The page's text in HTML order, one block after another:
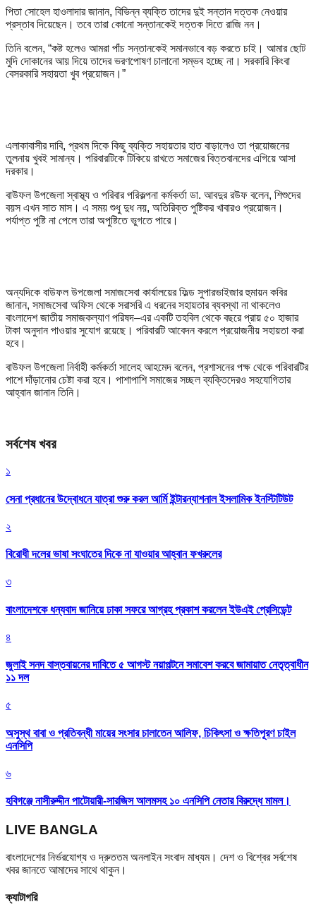
পিতা সোহেল হাওলাদার জানান, বিভিন্ন ব্যক্তি তাদের দুই সন্তান দত্তক নেওয়ার
প্রস্তাব দিয়েছেন। তবে তারা কোনো সন্তানকেই দত্তক দিতে রাজি নন।
তিনি বলেন, “কষ্ট হলেও আমরা পাঁচ সন্তানকেই সমানভাবে বড় করতে চাই। আমার ছোট
মুদি দোকানের আয় দিয়ে তাদের ভরণপোষণ চালানো সম্ভব হচ্ছে না। সরকারি কিংবা
বেসরকারি সহায়তা খুব প্রয়োজন।”
এলাকাবাসীর দাবি, প্রথম দিকে কিছু ব্যক্তি সহায়তার হাত বাড়ালেও তা প্রয়োজনের
তুলনায় খুবই সামান্য। পরিবারটিকে টিকিয়ে রাখতে সমাজের বিত্তবানদের এগিয়ে আসা
দরকার।
বাউফল উপজেলা স্বাস্থ্য ও পরিবার পরিকল্পনা কর্মকর্তা ডা. আবদুর রউফ বলেন, শিশুদের
বয়স এখন সাত মাস। এ সময় শুধু দুধ নয়, অতিরিক্ত পুষ্টিকর খাবারও প্রয়োজন।
পর্যাপ্ত পুষ্টি না পেলে তারা অপুষ্টিতে ভুগতে পারে।
অন্যদিকে বাউফল উপজেলা সমাজসেবা কার্যালয়ের ফিল্ড সুপারভাইজার হুমায়ন কবির
জানান, সমাজসেবা অফিস থেকে সরাসরি এ ধরনের সহায়তার ব্যবস্থা না থাকলেও
বাংলাদেশ জাতীয় সমাজকল্যাণ পরিষদ–এর একটি তহবিল থেকে বছরে প্রায় ৫০ হাজার
টাকা অনুদান পাওয়ার সুযোগ রয়েছে। পরিবারটি আবেদন করলে প্রয়োজনীয় সহায়তা করা
হবে।
বাউফল উপজেলা নির্বাহী কর্মকর্তা সালেহ আহমেদ বলেন, প্রশাসনের পক্ষ থেকে পরিবারটির
পাশে দাঁড়ানোর চেষ্টা করা হবে। পাশাপাশি সমাজের সচ্ছল ব্যক্তিদেরও সহযোগিতার
আহ্বান জানান তিনি।
সর্বশেষ খবর
১
সেনা প্রধানের উদ্বোধনে যাত্রা শুরু করল আর্মি ইন্টারন্যাশনাল ইসলামিক ইনস্টিটিউট
২
বিরোধী দলের ভাষা সংঘাতের দিকে না যাওয়ার আহ্বান ফখরুলের
৩
বাংলাদেশকে ধন্যবাদ জানিয়ে ঢাকা সফরে আগ্রহ প্রকাশ করলেন ইউএই প্রেসিডেন্ট
৪
জুলাই সনদ বাস্তবায়নের দাবিতে ৫ আগস্ট নয়াপল্টনে সমাবেশ করবে জামায়াত নেতৃত্বাধীন
১১ দল
৫
অসুস্থ বাবা ও প্রতিবন্ধী মায়ের সংসার চালাতেন আলিফ, চিকিৎসা ও ক্ষতিপূরণ চাইল
এনসিপি
৬
হবিগঞ্জে নাসীরুদ্দীন পাটোয়ারী-সারজিস আলমসহ ১০ এনসিপি নেতার বিরুদ্ধে মামল।
LIVE BANGLA
বাংলাদেশের নির্ভরযোগ্য ও দ্রুততম অনলাইন সংবাদ মাধ্যম। দেশ ও বিশ্বের সর্বশেষ
খবর জানতে আমাদের সাথে থাকুন।
ক্যাটাগরি